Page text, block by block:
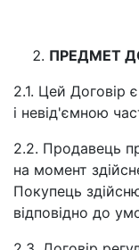
ПРЕДМЕТ
2.1. Цей Договір
і невід'ємною
2.2. Продавець
на момент
Покупець
відповідно до